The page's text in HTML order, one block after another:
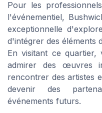
Pour les
l'événementiel,
exceptionnelle
d'intégrer des éléments
En visitant ce
admirer des œuvres
rencontrer des artistes
devenir des
événements futurs.